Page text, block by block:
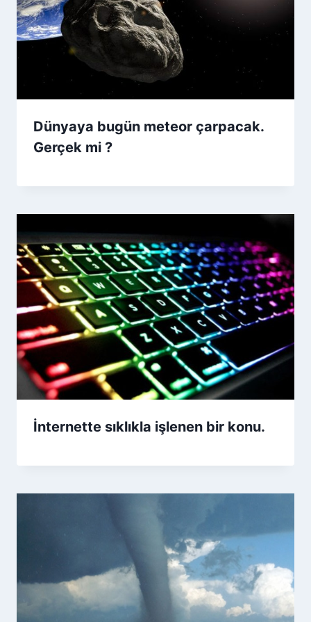
Dünyaya bugün meteor çarpacak.
Gerçek mi ?
İnternette sıklıkla işlenen bir konu.